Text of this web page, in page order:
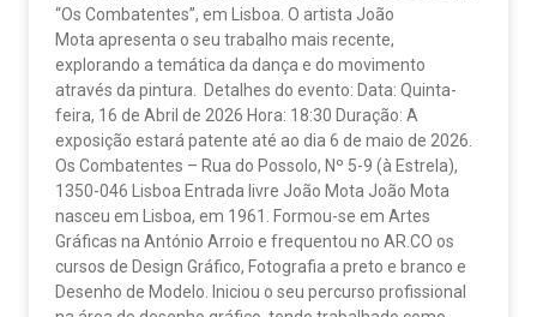
“Os Combatentes”, em Lisboa. O artista João
Mota apresenta o seu trabalho mais recente,
explorando a temática da dança e do movimento
através da pintura. Detalhes do evento: Data: Quinta-
feira, 16 de Abril de 2026 Hora: 18:30 Duração: A
exposição estará patente até ao dia 6 de maio de 2026.
Os Combatentes – Rua do Possolo, Nº 5-9 (à Estrela),
1350-046 Lisboa Entrada livre João Mota João Mota
nasceu em Lisboa, em 1961. Formou-se em Artes
Gráficas na António Arroio e frequentou no AR.CO os
cursos de Design Gráfico, Fotografia a preto e branco e
Desenho de Modelo. Iniciou o seu percurso profissional